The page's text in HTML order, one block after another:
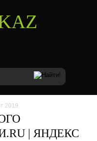
2019
| ЯНДЕКС